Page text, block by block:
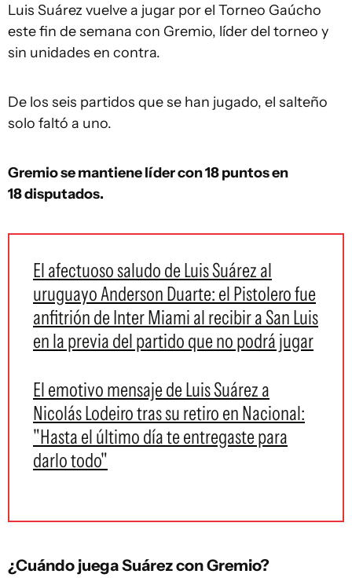
Luis Suárez vuelve a jugar por el Torneo Gaúcho
este fin de semana con Gremio, líder del torneo y
sin unidades en contra.
De los seis partidos que se han jugado, el salteño
solo faltó a uno.
Gremio se mantiene líder con 18 puntos en
18 disputados.
El afectuoso saludo de Luis Suárez al
uruguayo Anderson Duarte: el Pistolero fue
anfitrión de Inter Miami al recibir a San Luis
en la previa del partido que no podrá jugar
El emotivo mensaje de Luis Suárez a
Nicolás Lodeiro tras su retiro en Nacional:
"Hasta el último día te entregaste para
darlo todo"
¿Cuándo juega Suárez con Gremio?